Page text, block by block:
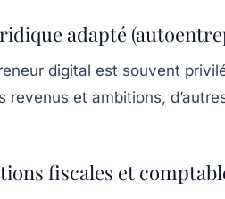
adapté
digital est souvent
revenus et ambitions,
fiscales et